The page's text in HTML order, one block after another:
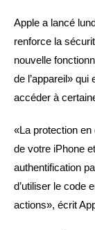
Apple a lancé
renforce la
nouvelle
de l’appareil»
accéder à
«La protection en
de votre iPhone
authentification
d’utiliser le code
actions», écrit